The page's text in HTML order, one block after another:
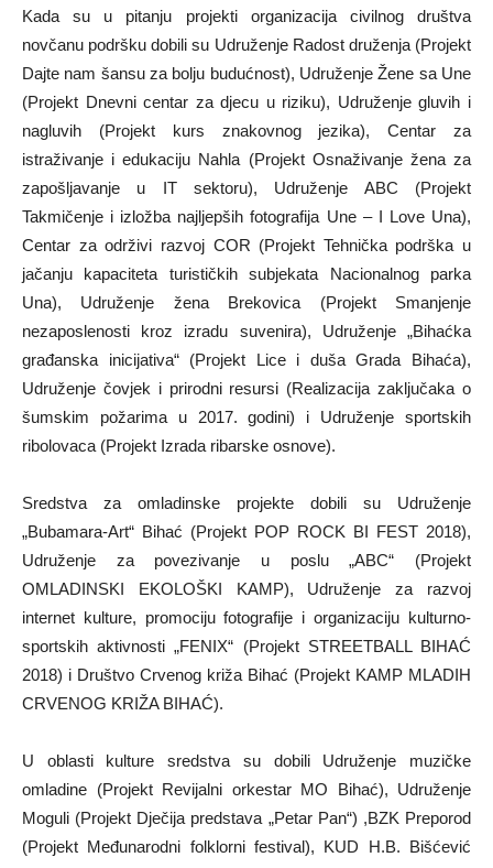
Kada su u pitanju projekti organizacija civilnog društva
novčanu podršku dobili su Udruženje Radost druženja (Projekt
Dajte nam šansu za bolju budućnost), Udruženje Žene sa Une
(Projekt Dnevni centar za djecu u riziku), Udruženje gluvih i
nagluvih (Projekt kurs znakovnog jezika), Centar za
istraživanje i edukaciju Nahla (Projekt Osnaživanje žena za
zapošljavanje u IT sektoru), Udruženje ABC (Projekt
Takmičenje i izložba najljepših fotografija Une – I Love Una),
Centar za održivi razvoj COR (Projekt Tehnička podrška u
jačanju kapaciteta turističkih subjekata Nacionalnog parka
Una), Udruženje žena Brekovica (Projekt Smanjenje
nezaposlenosti kroz izradu suvenira), Udruženje „Bihaćka
građanska inicijativa“ (Projekt Lice i duša Grada Bihaća),
Udruženje čovjek i prirodni resursi (Realizacija zaključaka o
šumskim požarima u 2017. godini) i Udruženje sportskih
ribolovaca (Projekt Izrada ribarske osnove).
Sredstva za omladinske projekte dobili su Udruženje
„Bubamara-Art“ Bihać (Projekt POP ROCK BI FEST 2018),
Udruženje za povezivanje u poslu „ABC“ (Projekt
OMLADINSKI EKOLOŠKI KAMP), Udruženje za razvoj
internet kulture, promociju fotografije i organizaciju kulturno-
sportskih aktivnosti „FENIX“ (Projekt STREETBALL BIHAĆ
2018) i Društvo Crvenog križa Bihać (Projekt KAMP MLADIH
CRVENOG KRIŽA BIHAĆ).
U oblasti kulture sredstva su dobili Udruženje muzičke
omladine (Projekt Revijalni orkestar MO Bihać), Udruženje
Moguli (Projekt Dječija predstava „Petar Pan“) ,BZK Preporod
(Projekt Međunarodni folklorni festival), KUD H.B. Bišćević